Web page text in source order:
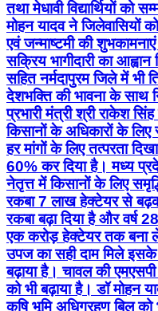
तथा मेधावी विद्यार्थियों को
मोहन यादव ने जिलेवासियों
एवं जन्माष्टमी की
सक्रिय भागीदारी का
सहित नर्मदापुरम जिले में भी
देशभक्ति की भावना के साथ
प्रभारी मंत्री श्री राकेश
किसानों के अधिकारों के
हर मांगों के लिए तत्परता
60% कर दिया है। मध्य
नेतृत्त में किसानों के लिए
रकबा 7 लाख हेक्टेयर से
रकबा बढ़ा दिया है और वर्ष
एक करोड़ हेक्टेयर तक बना
उपज का सही दाम मिले
बढ़ाया है। चावल की
को भी बढ़ाया है। डॉ मोहन
कृषि भूमि अधिग्रहण बिल